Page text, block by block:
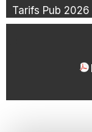
Tarifs Pub 2026